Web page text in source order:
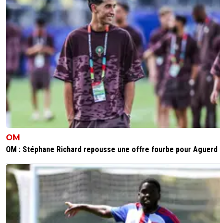
OM
OM : Stéphane Richard repousse une offre fourbe pour Aguerd